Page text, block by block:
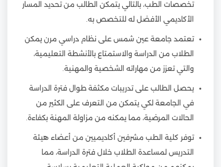
تخصصات الطب، بالتالي يتمكن الطالب من تحديد المسار
الأكاديمي الأفضل له للتخصص به.
تعتمد جامعة عين شمس على نظام دراسي مرن يمكن
الطلاب من الدراسة والاستمتاع بالأنشطة التعليمية،
والتي تعزز من مهاراته الشخصية والمهنية.
يحصل الطالب على تدريبات مكثفة طوال فترة الدراسة
في الجامعة لكي يتمكن من التعرف على الكثير من
الحالات المرضية، مما يمكنه من مزاولة المهنة بكفاءة.
توفر كلية الطب مشرفين أكاديميين من أعضاء هيئة
التدريس لمساعدة الطلاب خلال فترة الدراسة، مما